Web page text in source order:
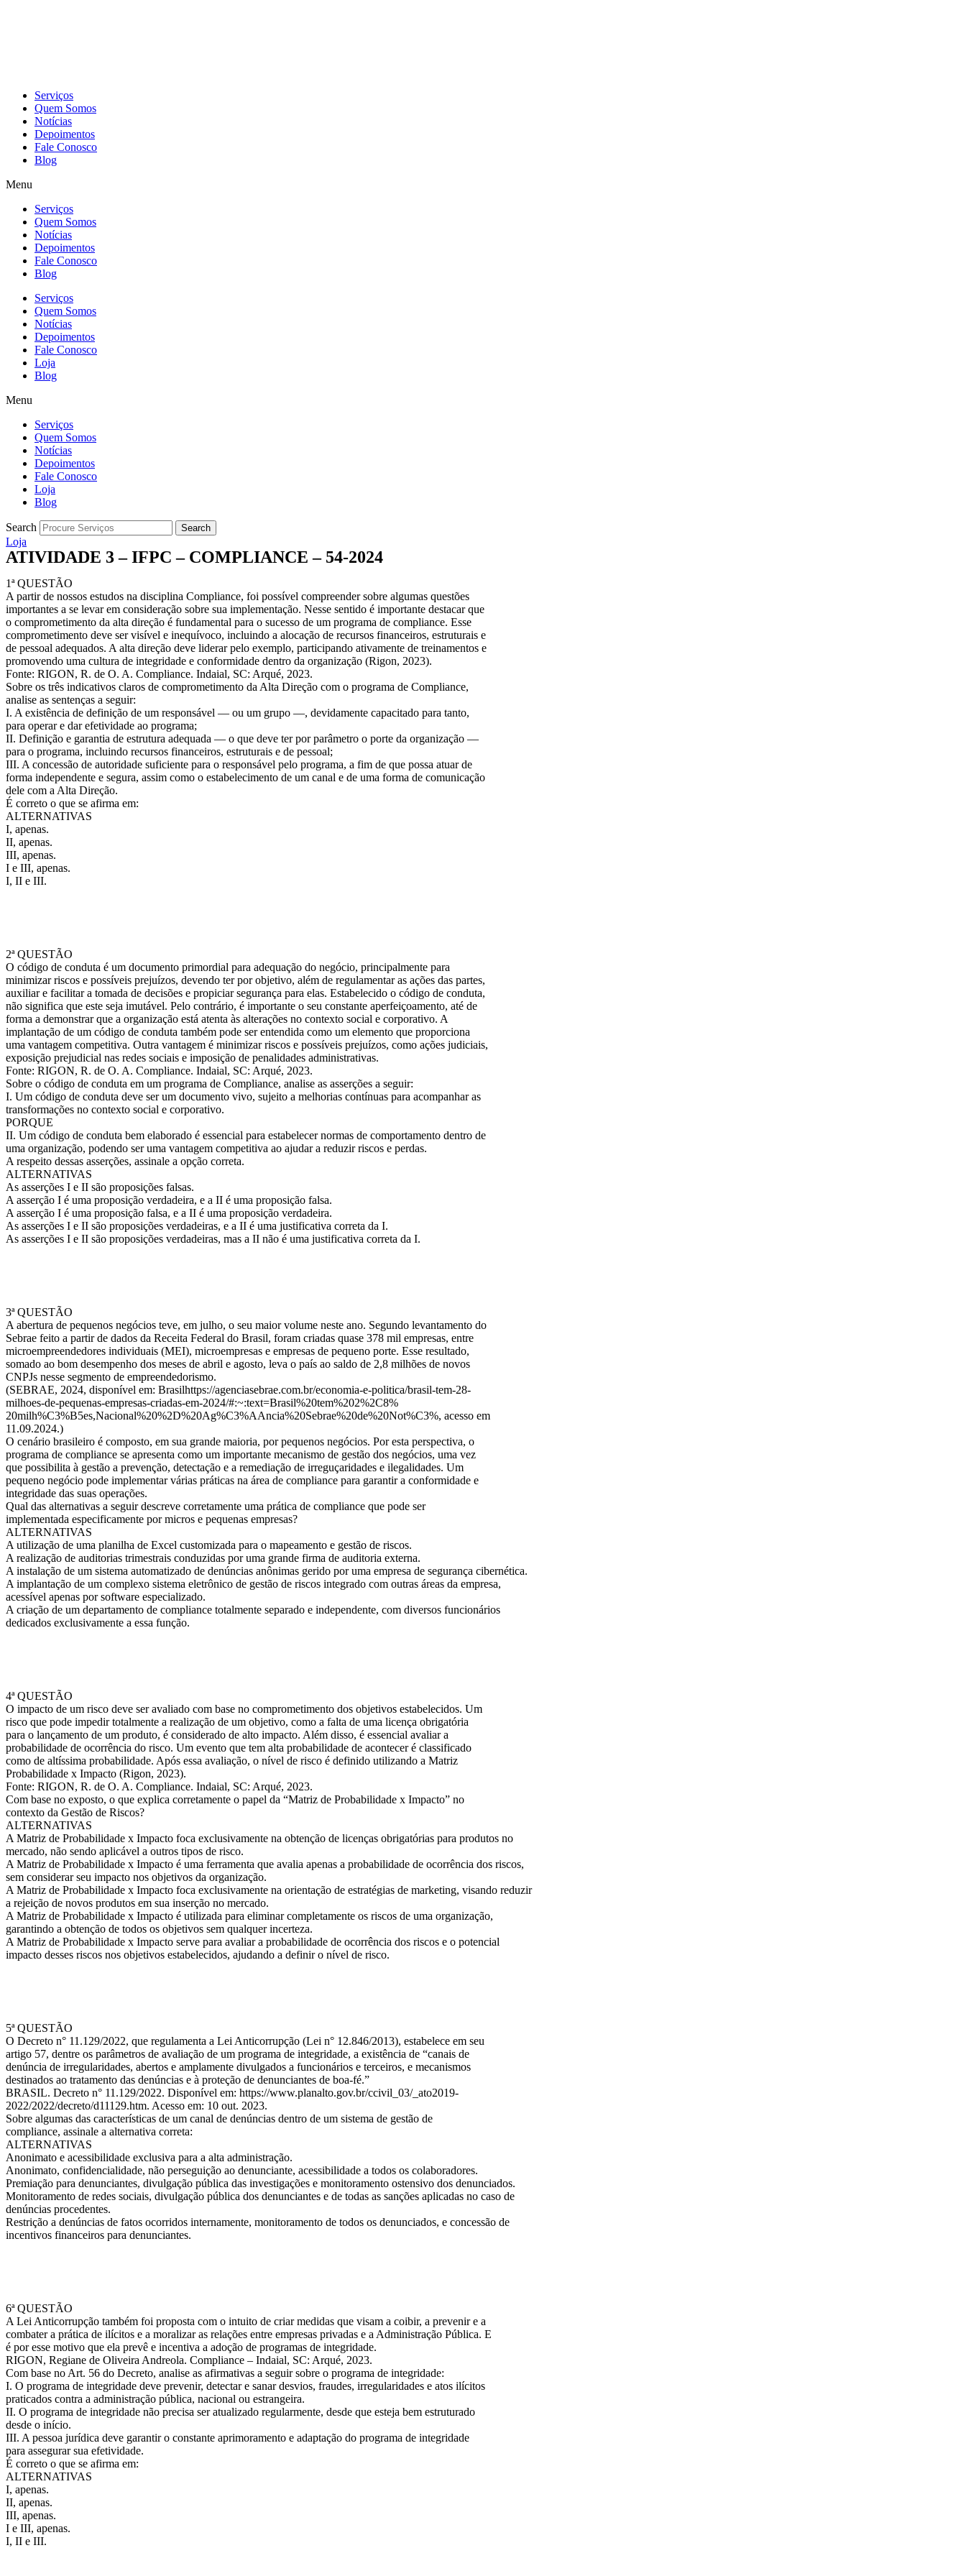
Serviços
Quem Somos
Notícias
Depoimentos
Fale Conosco
Blog
Menu
Serviços
Quem Somos
Notícias
Depoimentos
Fale Conosco
Blog
Serviços
Quem Somos
Notícias
Depoimentos
Fale Conosco
Loja
Blog
Menu
Serviços
Quem Somos
Notícias
Depoimentos
Fale Conosco
Loja
Blog
Search Search
Loja
ATIVIDADE 3 – IFPC – COMPLIANCE – 54-2024
1ª QUESTÃO
A partir de nossos estudos na disciplina Compliance, foi possível compreender sobre algumas questões
importantes a se levar em consideração sobre sua implementação. Nesse sentido é importante destacar que
o comprometimento da alta direção é fundamental para o sucesso de um programa de compliance. Esse
comprometimento deve ser visível e inequívoco, incluindo a alocação de recursos financeiros, estruturais e
de pessoal adequados. A alta direção deve liderar pelo exemplo, participando ativamente de treinamentos e
promovendo uma cultura de integridade e conformidade dentro da organização (Rigon, 2023).
Fonte: RIGON, R. de O. A. Compliance. Indaial, SC: Arqué, 2023.
Sobre os três indicativos claros de comprometimento da Alta Direção com o programa de Compliance,
analise as sentenças a seguir:
I. A existência de definição de um responsável — ou um grupo —, devidamente capacitado para tanto,
para operar e dar efetividade ao programa;
II. Definição e garantia de estrutura adequada — o que deve ter por parâmetro o porte da organização —
para o programa, incluindo recursos financeiros, estruturais e de pessoal;
III. A concessão de autoridade suficiente para o responsável pelo programa, a fim de que possa atuar de
forma independente e segura, assim como o estabelecimento de um canal e de uma forma de comunicação
dele com a Alta Direção.
É correto o que se afirma em:
ALTERNATIVAS
I, apenas.
II, apenas.
III, apenas.
I e III, apenas.
I, II e III.
2ª QUESTÃO
O código de conduta é um documento primordial para adequação do negócio, principalmente para
minimizar riscos e possíveis prejuízos, devendo ter por objetivo, além de regulamentar as ações das partes,
auxiliar e facilitar a tomada de decisões e propiciar segurança para elas. Estabelecido o código de conduta,
não significa que este seja imutável. Pelo contrário, é importante o seu constante aperfeiçoamento, até de
forma a demonstrar que a organização está atenta às alterações no contexto social e corporativo. A
implantação de um código de conduta também pode ser entendida como um elemento que proporciona
uma vantagem competitiva. Outra vantagem é minimizar riscos e possíveis prejuízos, como ações judiciais,
exposição prejudicial nas redes sociais e imposição de penalidades administrativas.
Fonte: RIGON, R. de O. A. Compliance. Indaial, SC: Arqué, 2023.
Sobre o código de conduta em um programa de Compliance, analise as asserções a seguir:
I. Um código de conduta deve ser um documento vivo, sujeito a melhorias contínuas para acompanhar as
transformações no contexto social e corporativo.
PORQUE
II. Um código de conduta bem elaborado é essencial para estabelecer normas de comportamento dentro de
uma organização, podendo ser uma vantagem competitiva ao ajudar a reduzir riscos e perdas.
A respeito dessas asserções, assinale a opção correta.
ALTERNATIVAS
As asserções I e II são proposições falsas.
A asserção I é uma proposição verdadeira, e a II é uma proposição falsa.
A asserção I é uma proposição falsa, e a II é uma proposição verdadeira.
As asserções I e II são proposições verdadeiras, e a II é uma justificativa correta da I.
As asserções I e II são proposições verdadeiras, mas a II não é uma justificativa correta da I.
3ª QUESTÃO
A abertura de pequenos negócios teve, em julho, o seu maior volume neste ano. Segundo levantamento do
Sebrae feito a partir de dados da Receita Federal do Brasil, foram criadas quase 378 mil empresas, entre
microempreendedores individuais (MEI), microempresas e empresas de pequeno porte. Esse resultado,
somado ao bom desempenho dos meses de abril e agosto, leva o país ao saldo de 2,8 milhões de novos
CNPJs nesse segmento de empreendedorismo.
(SEBRAE, 2024, disponível em: Brasilhttps://agenciasebrae.com.br/economia-e-politica/brasil-tem-28-
milhoes-de-pequenas-empresas-criadas-em-2024/#:~:text=Brasil%20tem%202%2C8%
20milh%C3%B5es,Nacional%20%2D%20Ag%C3%AAncia%20Sebrae%20de%20Not%C3%, acesso em
11.09.2024.)
O cenário brasileiro é composto, em sua grande maioria, por pequenos negócios. Por esta perspectiva, o
programa de compliance se apresenta como um importante mecanismo de gestão dos negócios, uma vez
que possibilita à gestão a prevenção, detectação e a remediação de irreguçaridades e ilegalidades. Um
pequeno negócio pode implementar várias práticas na área de compliance para garantir a conformidade e
integridade das suas operações.
Qual das alternativas a seguir descreve corretamente uma prática de compliance que pode ser
implementada especificamente por micros e pequenas empresas?
ALTERNATIVAS
A utilização de uma planilha de Excel customizada para o mapeamento e gestão de riscos.
A realização de auditorias trimestrais conduzidas por uma grande firma de auditoria externa.
A instalação de um sistema automatizado de denúncias anônimas gerido por uma empresa de segurança cibernética.
A implantação de um complexo sistema eletrônico de gestão de riscos integrado com outras áreas da empresa,
acessível apenas por software especializado.
A criação de um departamento de compliance totalmente separado e independente, com diversos funcionários
dedicados exclusivamente a essa função.
4ª QUESTÃO
O impacto de um risco deve ser avaliado com base no comprometimento dos objetivos estabelecidos. Um
risco que pode impedir totalmente a realização de um objetivo, como a falta de uma licença obrigatória
para o lançamento de um produto, é considerado de alto impacto. Além disso, é essencial avaliar a
probabilidade de ocorrência do risco. Um evento que tem alta probabilidade de acontecer é classificado
como de altíssima probabilidade. Após essa avaliação, o nível de risco é definido utilizando a Matriz
Probabilidade x Impacto (Rigon, 2023).
Fonte: RIGON, R. de O. A. Compliance. Indaial, SC: Arqué, 2023.
Com base no exposto, o que explica corretamente o papel da “Matriz de Probabilidade x Impacto” no
contexto da Gestão de Riscos?
ALTERNATIVAS
A Matriz de Probabilidade x Impacto foca exclusivamente na obtenção de licenças obrigatórias para produtos no
mercado, não sendo aplicável a outros tipos de risco.
A Matriz de Probabilidade x Impacto é uma ferramenta que avalia apenas a probabilidade de ocorrência dos riscos,
sem considerar seu impacto nos objetivos da organização.
A Matriz de Probabilidade x Impacto foca exclusivamente na orientação de estratégias de marketing, visando reduzir
a rejeição de novos produtos em sua inserção no mercado.
A Matriz de Probabilidade x Impacto é utilizada para eliminar completamente os riscos de uma organização,
garantindo a obtenção de todos os objetivos sem qualquer incerteza.
A Matriz de Probabilidade x Impacto serve para avaliar a probabilidade de ocorrência dos riscos e o potencial
impacto desses riscos nos objetivos estabelecidos, ajudando a definir o nível de risco.
5ª QUESTÃO
O Decreto n° 11.129/2022, que regulamenta a Lei Anticorrupção (Lei n° 12.846/2013), estabelece em seu
artigo 57, dentre os parâmetros de avaliação de um programa de integridade, a existência de “canais de
denúncia de irregularidades, abertos e amplamente divulgados a funcionários e terceiros, e mecanismos
destinados ao tratamento das denúncias e à proteção de denunciantes de boa-fé.”
BRASIL. Decreto n° 11.129/2022. Disponível em: https://www.planalto.gov.br/ccivil_03/_ato2019-
2022/2022/decreto/d11129.htm. Acesso em: 10 out. 2023.
Sobre algumas das características de um canal de denúncias dentro de um sistema de gestão de
compliance, assinale a alternativa correta:
ALTERNATIVAS
Anonimato e acessibilidade exclusiva para a alta administração.
Anonimato, confidencialidade, não perseguição ao denunciante, acessibilidade a todos os colaboradores.
Premiação para denunciantes, divulgação pública das investigações e monitoramento ostensivo dos denunciados.
Monitoramento de redes sociais, divulgação pública dos denunciantes e de todas as sanções aplicadas no caso de
denúncias procedentes.
Restrição a denúncias de fatos ocorridos internamente, monitoramento de todos os denunciados, e concessão de
incentivos financeiros para denunciantes.
6ª QUESTÃO
A Lei Anticorrupção também foi proposta com o intuito de criar medidas que visam a coibir, a prevenir e a
combater a prática de ilícitos e a moralizar as relações entre empresas privadas e a Administração Pública. E
é por esse motivo que ela prevê e incentiva a adoção de programas de integridade.
RIGON, Regiane de Oliveira Andreola. Compliance – Indaial, SC: Arqué, 2023.
Com base no Art. 56 do Decreto, analise as afirmativas a seguir sobre o programa de integridade:
I. O programa de integridade deve prevenir, detectar e sanar desvios, fraudes, irregularidades e atos ilícitos
praticados contra a administração pública, nacional ou estrangeira.
II. O programa de integridade não precisa ser atualizado regularmente, desde que esteja bem estruturado
desde o início.
III. A pessoa jurídica deve garantir o constante aprimoramento e adaptação do programa de integridade
para assegurar sua efetividade.
É correto o que se afirma em:
ALTERNATIVAS
I, apenas.
II, apenas.
III, apenas.
I e III, apenas.
I, II e III.